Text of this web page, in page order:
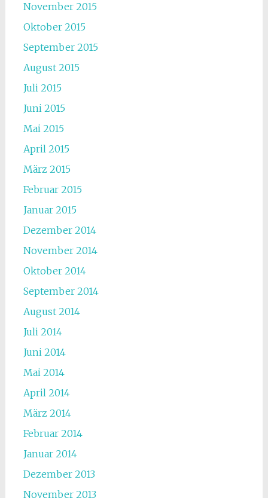
November 2015
Oktober 2015
September 2015
August 2015
Juli 2015
Juni 2015
Mai 2015
April 2015
März 2015
Februar 2015
Januar 2015
Dezember 2014
November 2014
Oktober 2014
September 2014
August 2014
Juli 2014
Juni 2014
Mai 2014
April 2014
März 2014
Februar 2014
Januar 2014
Dezember 2013
November 2013